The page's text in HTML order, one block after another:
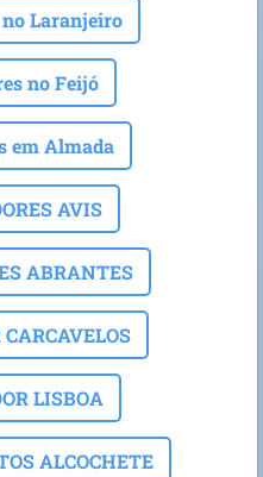
Laranjeiro
no Feijó
em Almada
AVIS
ABRANTES
LISBOA
ALCOCHETE